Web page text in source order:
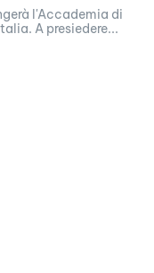
l'Accademia di
A presiedere...